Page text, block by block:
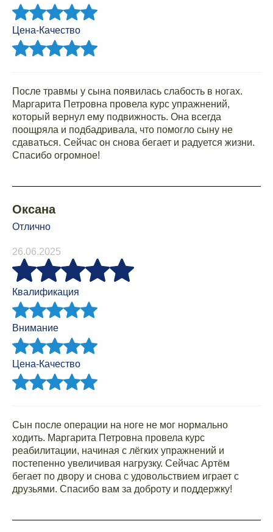
Цена-Качество
После травмы у сына появилась слабость в ногах.
Маргарита Петровна провела курс упражнений,
который вернул ему подвижность. Она всегда
поощряла и подбадривала, что помогло сыну не
сдаваться. Сейчас он снова бегает и радуется жизни.
Спасибо огромное!
Оксана
Отлично
26.06.2025
Квалификация
Внимание
Цена-Качество
Сын после операции на ноге не мог нормально
ходить. Маргарита Петровна провела курс
реабилитации, начиная с лёгких упражнений и
постепенно увеличивая нагрузку. Сейчас Артём
бегает по двору и снова с удовольствием играет с
друзьями. Спасибо вам за доброту и поддержку!